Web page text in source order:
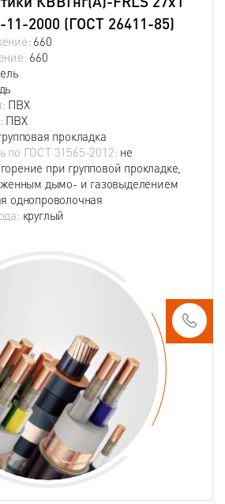
2000 (ГОСТ 26411-85)
660
660
ПВХ
ПВХ
прокладка
по ГОСТ 31565-2012: не
при групповой прокладке,
дымо- и газовыделением
однопроволочная
круглый